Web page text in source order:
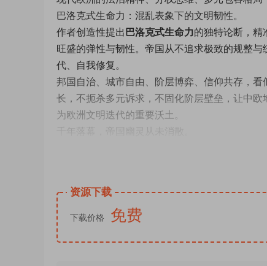
巴洛克式生命力：混乱表象下的文明韧性。
作者创造性提出巴洛克式生命力的独特论断，精
旺盛的弹性与韧性。帝国从不追求极致的规整
代、自我修复。
邦国自治、城市自由、阶层博弈、信仰共存，
长，不扼杀多元诉求，不固化阶层壁垒，让中
为欧洲文明迭代的重要沃土。
千年落幕，帝国幽灵从未消散。
1806年，神圣罗马帝国正式解体，世俗政权宣
如今的欧洲多元格局、区域自治传统、宗教包
国，才算读懂现代欧洲文明的源头与底色
奥地利视角祛魅，还原客观真实的欧洲史。
资源下载
下载价格 免费